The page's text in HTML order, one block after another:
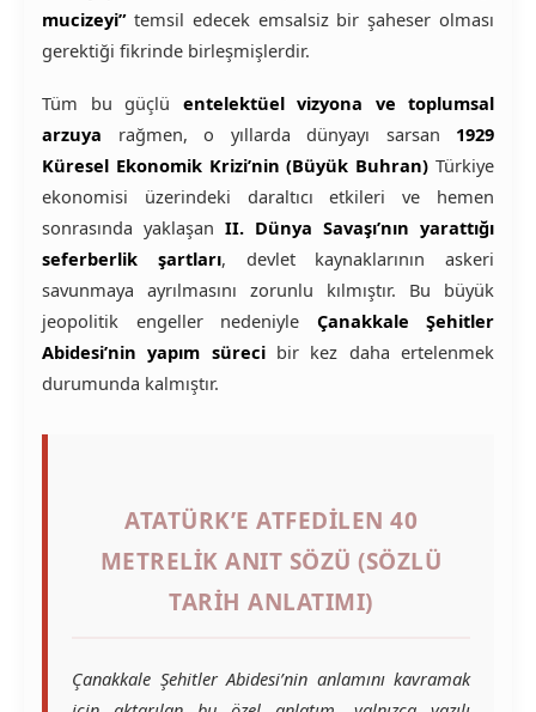
mucizeyi”temsil edecek emsalsiz bir şaheser olması
gerektiği fikrinde birleşmişlerdir.
Tüm bu güçlü entelektüel vizyona ve toplumsal
arzuya rağmen, o yıllarda dünyayı sarsan 1929
Küresel Ekonomik Krizi’nin (Büyük Buhran) Türkiye
ekonomisi üzerindeki daraltıcı etkileri ve hemen
sonrasında yaklaşan II. Dünya Savaşı’nın yarattığı
seferberlik şartları, devlet kaynaklarının askeri
savunmaya ayrılmasını zorunlu kılmıştır. Bu büyük
jeopolitik engeller nedeniyle Çanakkale Şehitler
Abidesi’nin yapım sürecibir kez daha ertelenmek
durumunda kalmıştır.
ATATÜRK’E ATFEDILEN 40
METRELIK ANIT SÖZÜ (SÖZLÜ
TARIH ANLATIMI)
Çanakkale Şehitler Abidesi’nin anlamını kavramak